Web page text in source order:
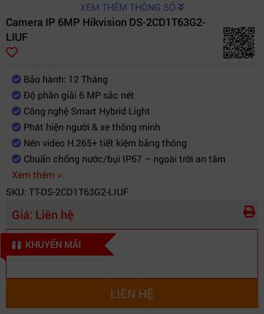
Hỗ trợ thẻ
nhớ
MicroSD/SDHC/SDXC lên đến 256GB
Chuẩn bảo
Nguồn cấp 12V DC ±25% / PoE (802.3af)
Công suất
tiêu thụ
Tối đa 6.5W
Kích thước Ø 70 × 157.7 mm
Trọng lượngKhoảng 430g
Nhiệt độ
hoạt động
XEM THÊM THÔNG SỐ
Camera IP 6MP Hikvision DS-2CD1T63G2-
LIUF
Bảo hành: 12 Tháng
Độ phân giải 6 MP sắc nét
Công nghệ Smart Hybrid Light
Phát hiện người & xe thông minh
Nén video H.265+ tiết kiệm băng thông
Chuẩn chống nước/bụi IP67 – ngoài trời an tâm
Xem thêm >
SKU: TT-DS-2CD1T63G2-LIUF
Giá: Liên hệ
KHUYẾN MÃI
LIÊN HỆ